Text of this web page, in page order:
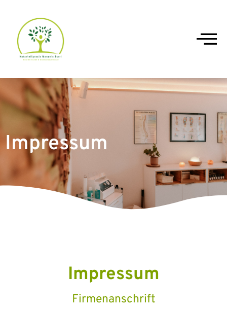
Impressum
Impressum
Firmenanschrift